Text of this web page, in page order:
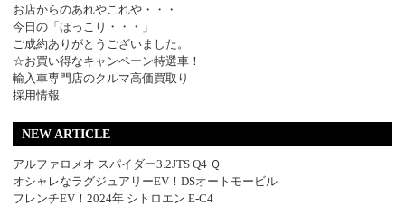
お店からのあれやこれや・・・
今日の「ほっこり・・・」
ご成約ありがとうございました。
☆お買い得なキャンペーン特選車！
輸入車専門店のクルマ高価買取り
採用情報
NEW ARTICLE
アルファロメオ スパイダー3.2JTS Q4 Ｑ
オシャレなラグジュアリーEV！DSオートモービル
フレンチEV！2024年 シトロエン E-C4